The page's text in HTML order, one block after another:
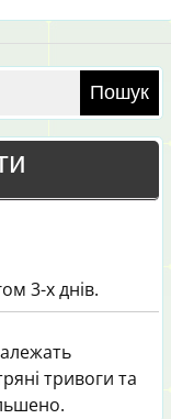
Пошук
3-х днів.
тривоги та